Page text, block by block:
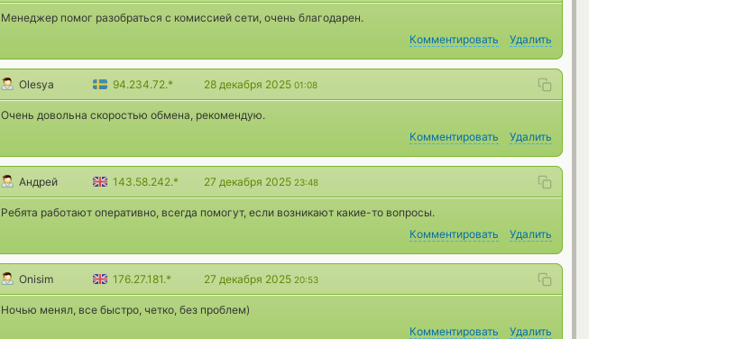
Менеджер помог разобраться с комиссией сети, очень благодарен.
Комментировать
Удалить
Olesya 94.234.72.* 28 декабря 2025 01:08
Очень довольна скоростью обмена, рекомендую.
Комментировать
Удалить
Андрей 143.58.242.* 27 декабря 2025 23:48
Ребята работают оперативно, всегда помогут, если возникают какие-то вопросы.
Комментировать
Удалить
Onisim 176.27.181.* 27 декабря 2025 20:53
Ночью менял, все быстро, четко, без проблем)
Комментировать
Удалить